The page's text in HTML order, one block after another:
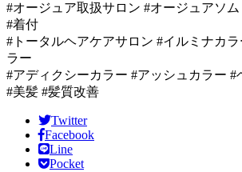
#オージュア取扱サロン #オージュアソ
#着付
#トータルヘアケアサロン #イルミナカ
ラー
#アディクシーカラー #アッシュカラー #
#美髪 #髪質改善
Twitter
Facebook
Line
Pocket